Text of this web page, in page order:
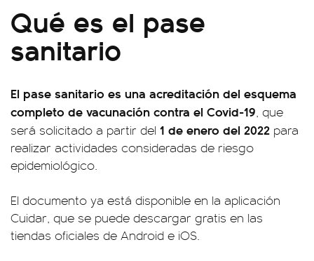
Qué es el pase
sanitario
El pase sanitario es una acreditación del esquema
completo de vacunación contra el Covid-19, que
será solicitado a partir del 1 de enero del 2022 para
realizar actividades consideradas de riesgo
epidemiológico.
El documento ya está disponible en la aplicación
Cuidar, que se puede descargar gratis en las
tiendas oficiales de Android e iOS.